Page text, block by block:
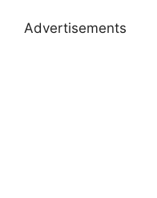
Advertisements